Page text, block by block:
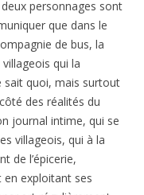
personnages sont
que dans le
de bus, la
qui la
sait quoi, mais surtout
des réalités du
journal intime, qui se
villageois, qui à la
de l’épicerie,
en exploitant ses